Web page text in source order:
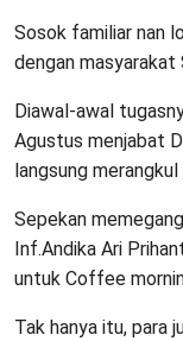
Sosok familiar nan
dengan masyarakat
Diawal-awal
Agustus menjabat
langsung
Sepekan
Inf.Andika Ari
untuk Coffee
Tak hanya itu, para